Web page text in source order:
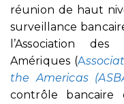
réunion de haut
surveillance
l’Association
Amériques (A
the Americas
contrôle